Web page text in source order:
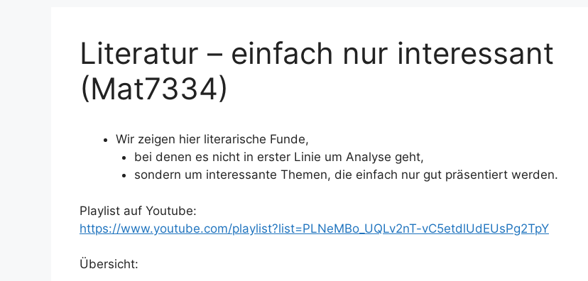
Literatur – einfach nur interessant
(Mat7334)
Wir zeigen hier literarische Funde,
bei denen es nicht in erster Linie um Analyse geht,
sondern um interessante Themen, die einfach nur gut präsentiert werden.
Playlist auf Youtube:
https://www.youtube.com/playlist?list=PLNeMBo_UQLv2nT-vC5etdlUdEUsPg2TpY
Übersicht: